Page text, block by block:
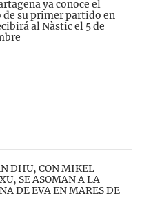
ya conoce el
de su primer partido en
al Nàstic el 5 de
DHU, CON MIKEL
SE ASOMAN A LA
DE EVA EN MARES DE